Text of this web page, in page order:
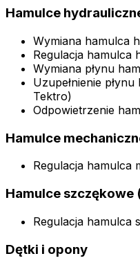
Hamulce
Wymiana hamulca
Regulacja hamulca
Wymiana płynu
Uzupełnienie
Tektro)
Odpowietrzenie
Hamulce
Regulacja hamulca
Hamulce szczękowe
Regulacja hamulca
Dętki i opony